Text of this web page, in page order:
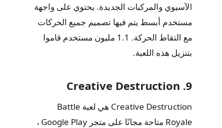
الآسيوي والمركبات الجديدة. يحتوي على واجهة
مستخدم أبسط يتم فيها تصميم جميع الحركات
مع التقاط الحركة. 1.1 مليون مستخدم قاموا
بتنزيل هذه اللعبة.
9. Creative Destruction
Creative Destruction هي لعبة Battle
Royale متاحة مجانًا على متجر Google Play ،